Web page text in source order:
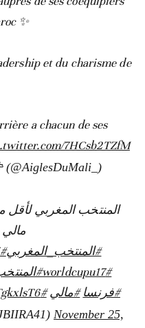
✨
et du charisme de
a chacun de ses
7HCsb2TZfM
#المنتخب_المغربي#equipedumaroc
#worldcupu17#المنتخب_المغربي_لأقل_من_17_سنة
#فرنسا #مالي #marocu17
November 25,